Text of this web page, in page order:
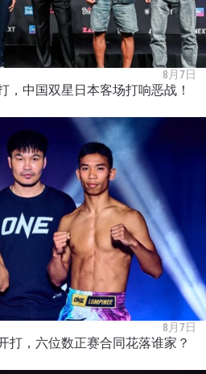
8月7日
，中国双星日本客场打响恶战！
8月7日
打，六位数正赛合同花落谁家？